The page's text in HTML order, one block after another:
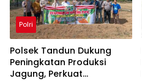
Polri
Polsek Tandun Dukung
Peningkatan Produksi
Jagung, Perkuat